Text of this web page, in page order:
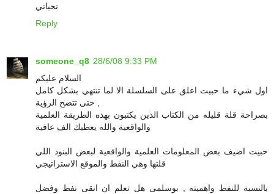
تحياتي
Reply
someone_q8 28/6/08 9:33 PM
السلام عليكم
اول شيء ما حبيت اعلق على السلسلة الا لما تنتهي بشكل كامل
بصراحة قلة قليله من الكتاب الذين يكتبون بهذه الطريقة العلمية
والواقعية والله يعطيك الف عافية
حبيت اضيف بعض المعلومات العلمية والواقعية لبعض البنود اللي
قلتها وهي النفط والموقع الاستراتيجي
بالنسبة للنفط واهميته , بوسلمى هل تعلم ان انقى نفط وفضل